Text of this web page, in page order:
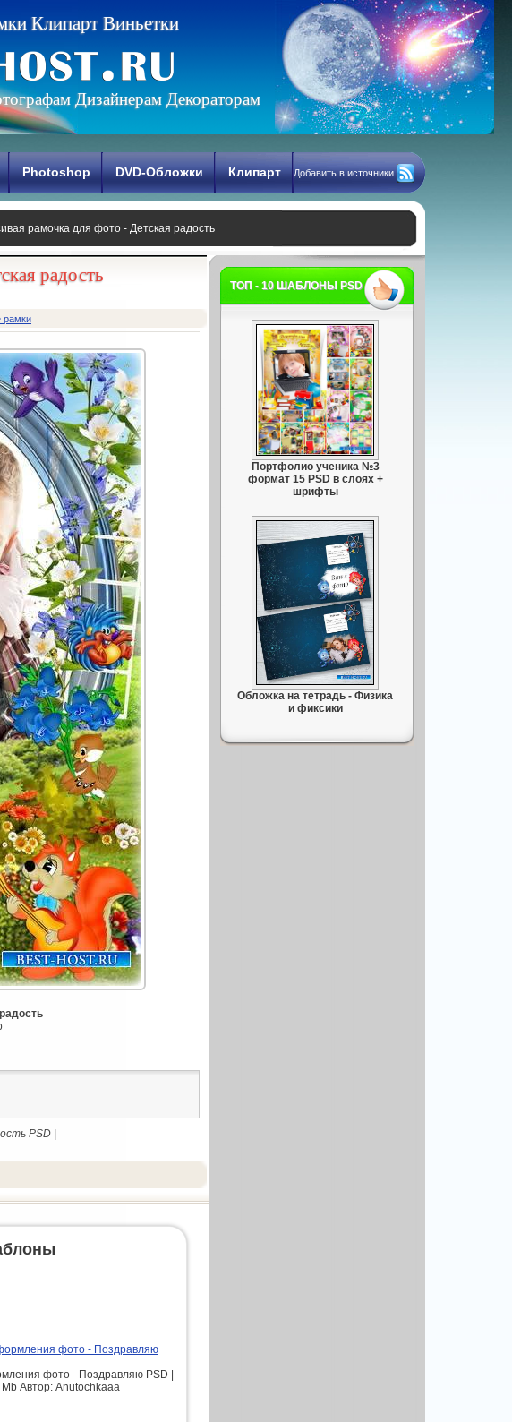
ки Клипарт Виньетки
Дизайнерам Декораторам
Photoshop DVD-Обложки Клипарт Добавить в источники
рамочка для фото - Детская радость
радость
рамки
PSD |
фото - Поздравляю
фото - Поздравляю PSD |
Автор: Anutochkaaa
ТОП - 10 ШАБЛОНЫ PSD
Портфолио ученика №3
формат 15 PSD в слоях +
шрифты
Обложка на тетрадь - Физика
и фиксики